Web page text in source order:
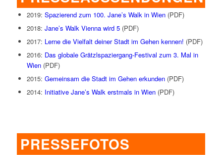
2019: Spazierend zum 100. Jane’s Walk in Wien(PDF)
2018: Jane’s Walk Vienna wird 5(PDF)
2017: Lerne die Vielfalt deiner Stadt im Gehen kennen! (PDF)
2016: Das globale Grätzlspaziergang-Festival zum 3. Mal in
Wien(PDF)
2015: Gemeinsam die Stadt im Gehen erkunden(PDF)
2014: Initiative Jane’s Walk erstmals in Wien(PDF)
PRESSEFOTOS